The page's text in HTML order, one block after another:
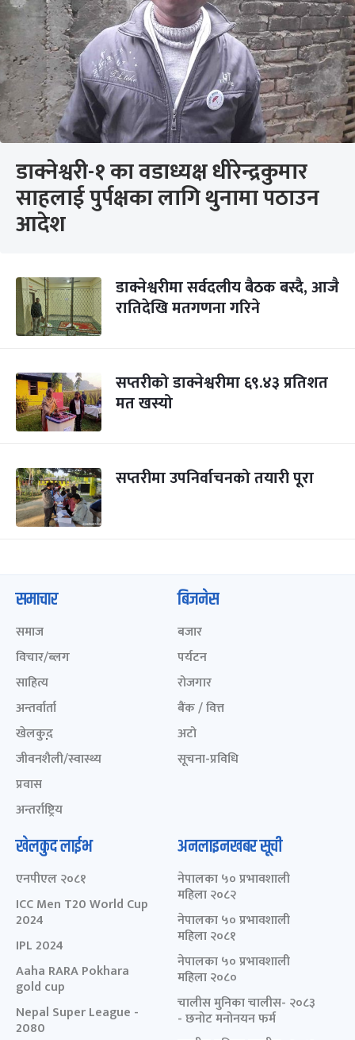
डाक्नेश्वरी-१ का वडाध्यक्ष धीरेन्द्रकुमार
साहलाई पुर्पक्षका लागि थुनामा पठाउन
आदेश
डाक्नेश्वरीमा सर्वदलीय बैठक बस्दै, आजै
रातिदेखि मतगणना गरिने
सप्तरीको डाक्नेश्वरीमा ६९.४३ प्रतिशत
मत खस्यो
सप्तरीमा उपनिर्वाचनको तयारी पूरा
समाचार
समाज
विचार/ब्लग
साहित्य
अन्तर्वार्ता
खेलकुद़़
जीवनशैली/स्वास्थ्य
प्रवास
अन्तर्राष्ट्रिय
बिजनेस
बजार
पर्यटन
रोजगार
बैंक / वित्त
अटो
सूचना-प्रविधि
खेलकुद लाईभ
एनपीएल २०८१
ICC Men T20 World Cup
2024
IPL 2024
Aaha RARA Pokhara
gold cup
Nepal Super League -
2080
अनलाइनखबर सूची
नेपालका ५० प्रभावशाली
महिला २०८२
नेपालका ५० प्रभावशाली
महिला २०८१
नेपालका ५० प्रभावशाली
महिला २०८०
चालीस मुनिका चालीस- २०८३
- छनोट मनोनयन फर्म